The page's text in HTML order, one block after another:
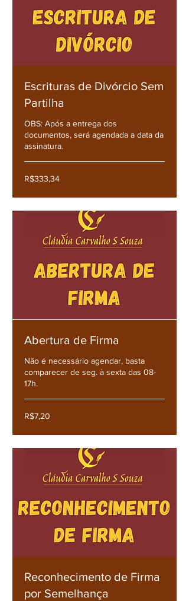
Escrituras de Divórcio Sem
Partilha
OBS: Após a entrega dos
documentos, será agendada a data da
assinatura.
R$333,34
R$333,34
Abertura de Firma
Não é necessário agendar, basta
comparecer de seg. à sexta das 08-
17h.
R$7,20
R$7,20
Reconhecimento de Firma
por Semelhança